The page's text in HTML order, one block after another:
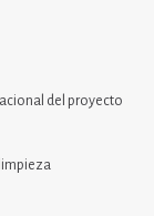
del proyecto